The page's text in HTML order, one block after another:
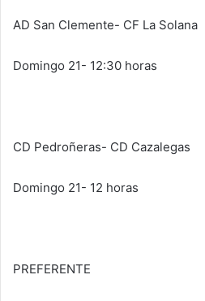
AD San Clemente- CF La Solana
Domingo 21- 12:30 horas
CD Pedroñeras- CD Cazalegas
Domingo 21- 12 horas
PREFERENTE